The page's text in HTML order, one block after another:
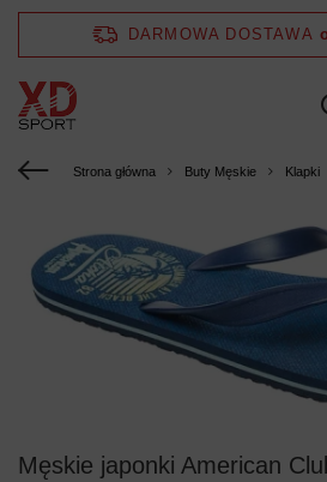
DARMOWA DOSTAWA
Strona główna Buty Męskie Klapki
Męskie japonki American